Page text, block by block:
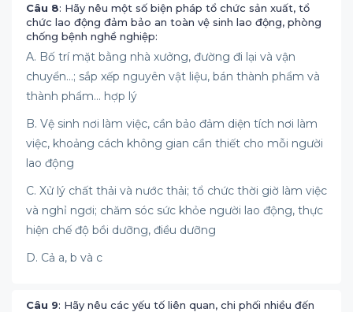
Câu 8: Hãy nêu một số biện pháp tổ chức sản xuất, tổ
chức lao động đảm bảo an toàn vệ sinh lao động, phòng
chống bệnh nghề nghiệp:
A. Bố trí mặt bằng nhà xưởng, đường đi lại và vận
chuyển...; sắp xếp nguyên vật liệu, bán thành phẩm và
thành phẩm... hợp lý
B. Vệ sinh nơi làm việc, cần bảo đảm diện tích nơi làm
việc, khoảng cách không gian cần thiết cho mỗi người
lao động
C. Xử lý chất thải và nước thải; tổ chức thời giờ làm việc
và nghỉ ngơi; chăm sóc sức khỏe người lao động, thực
hiện chế độ bồi dưỡng, điều dưỡng
D. Cả a, b và c
Câu 9: Hãy nêu các yếu tố liên quan, chi phối nhiều đến